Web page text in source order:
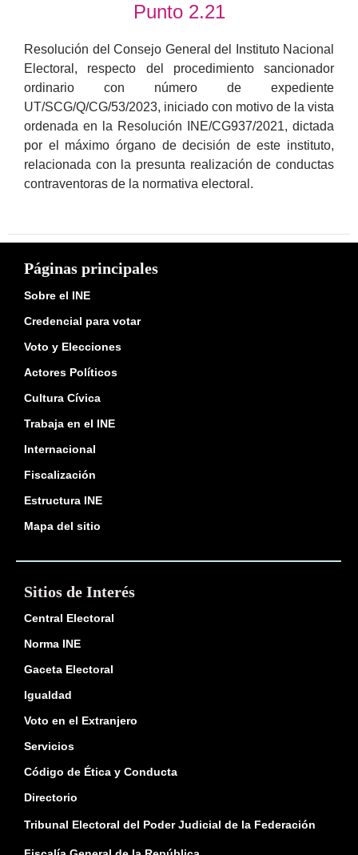
Punto 2.21
Resolución del Consejo General del Instituto Nacional
Electoral, respecto del procedimiento sancionador
ordinario con número de expediente
UT/SCG/Q/CG/53/2023, iniciado con motivo de la vista
ordenada en la Resolución INE/CG937/2021, dictada
por el máximo órgano de decisión de este instituto,
relacionada con la presunta realización de conductas
contraventoras de la normativa electoral.
Páginas principales
Sobre el INE
Credencial para votar
Voto y Elecciones
Actores Políticos
Cultura Cívica
Trabaja en el INE
Internacional
Fiscalización
Estructura INE
Mapa del sitio
Sitios de Interés
Central Electoral
Norma INE
Gaceta Electoral
Igualdad
Voto en el Extranjero
Servicios
Código de Ética y Conducta
Directorio
Tribunal Electoral del Poder Judicial de la Federación